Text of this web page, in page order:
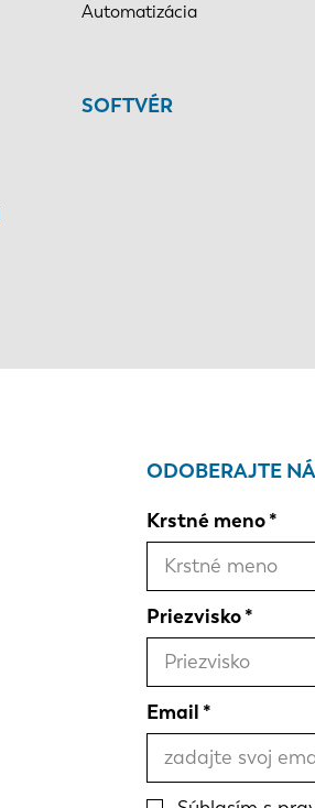
Automatizácia
SOFTVÉR
ODOBERAJTE
Krstné meno
Priezvisko
Email